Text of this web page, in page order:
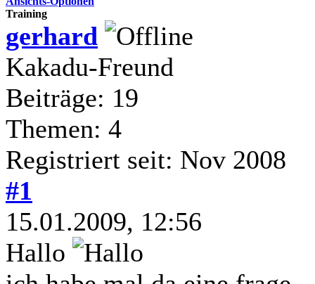
Training
gerhard
Kakadu-Freund
Beiträge: 19
Themen: 4
Registriert seit: Nov 2008
#1
15.01.2009, 12:56
Hallo